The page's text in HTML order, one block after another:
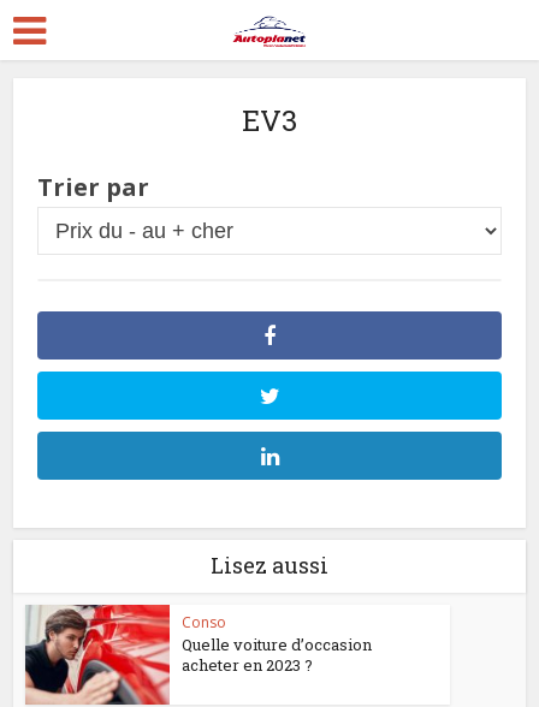
EV3
Trier par
Lisez aussi
Conso
Quelle voiture d’occasion
acheter en 2023 ?